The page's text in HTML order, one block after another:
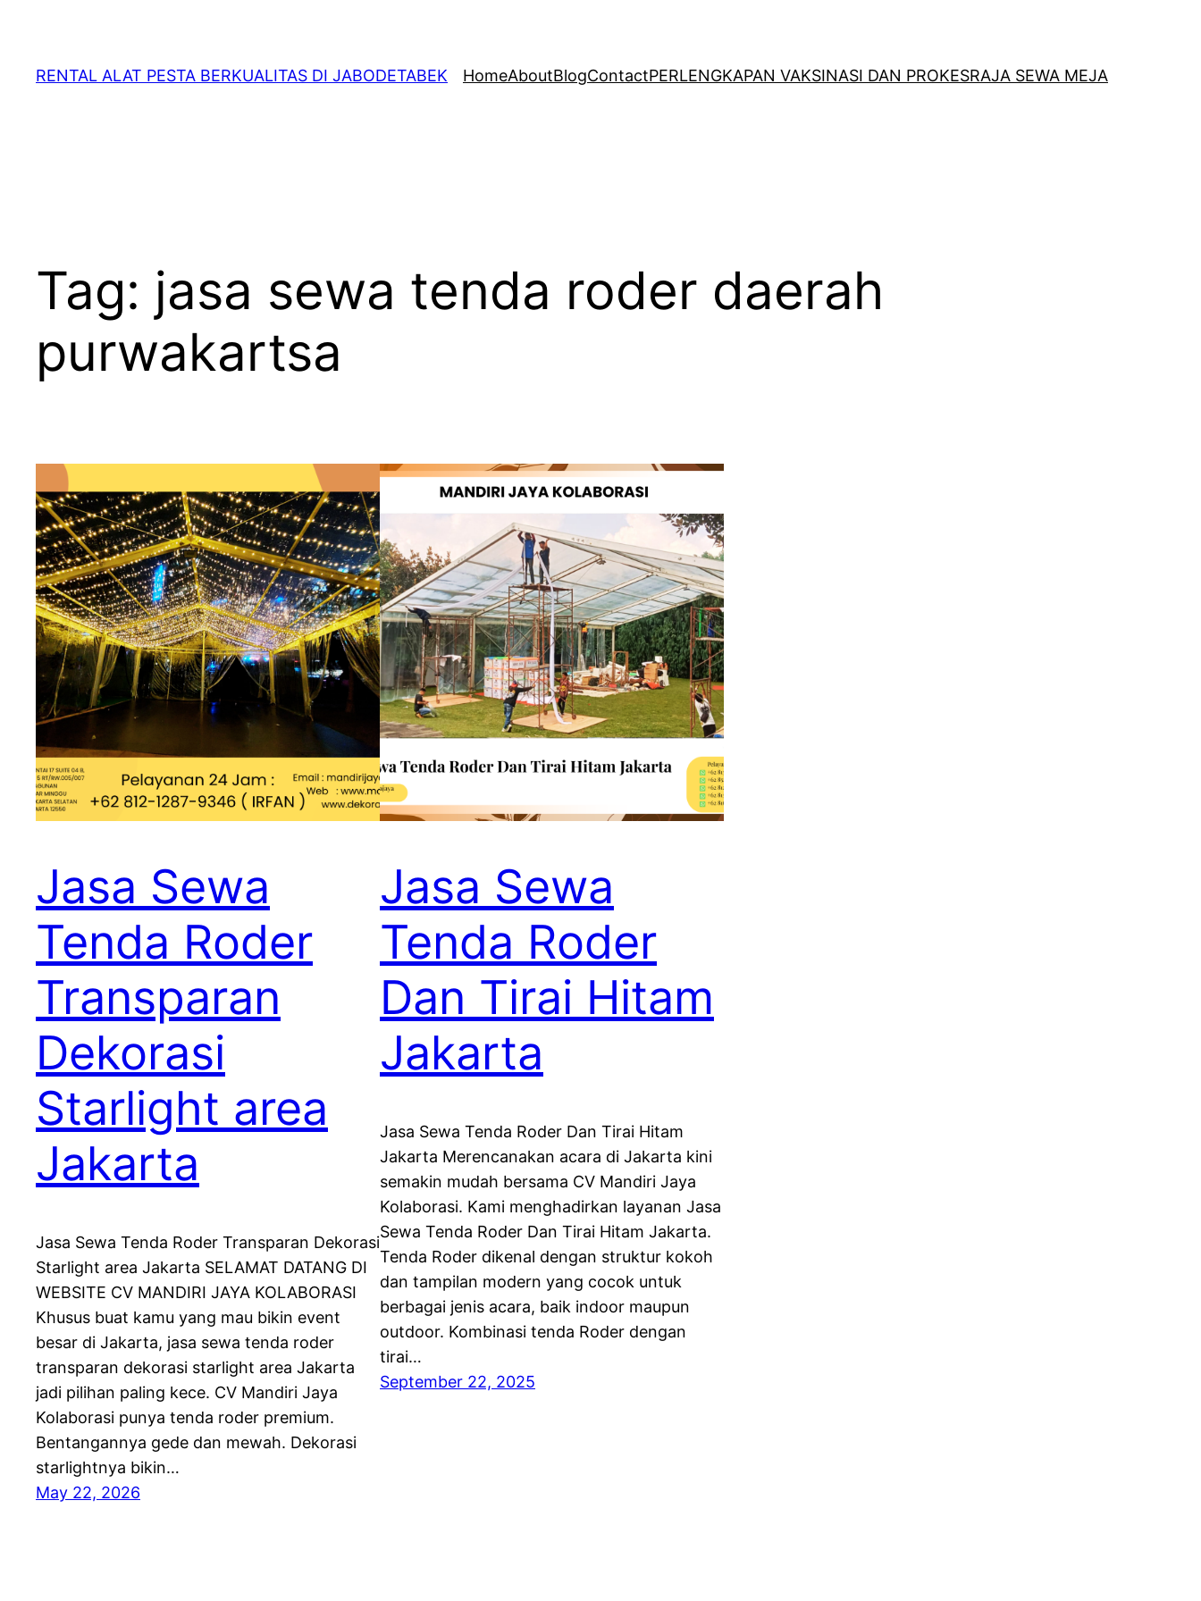
RENTAL ALAT PESTA BERKUALITAS DI JABODETABEK HomeAboutBlogContactPERLENGKAPAN VAKSINASI DAN PROKESRAJA SEWA MEJA
Tag: jasa sewa tenda roder daerah
purwakartsa
Jasa Sewa
Tenda Roder
Transparan
Dekorasi
Starlight area
Jakarta
Jasa Sewa Tenda Roder Transparan Dekorasi
Starlight area Jakarta SELAMAT DATANG DI
WEBSITE CV MANDIRI JAYA KOLABORASI
Khusus buat kamu yang mau bikin event
besar di Jakarta, jasa sewa tenda roder
transparan dekorasi starlight area Jakarta
jadi pilihan paling kece. CV Mandiri Jaya
Kolaborasi punya tenda roder premium.
Bentangannya gede dan mewah. Dekorasi
starlightnya bikin…
May 22, 2026
Jasa Sewa
Tenda Roder
Dan Tirai Hitam
Jakarta
Jasa Sewa Tenda Roder Dan Tirai Hitam
Jakarta Merencanakan acara di Jakarta kini
semakin mudah bersama CV Mandiri Jaya
Kolaborasi. Kami menghadirkan layanan Jasa
Sewa Tenda Roder Dan Tirai Hitam Jakarta.
Tenda Roder dikenal dengan struktur kokoh
dan tampilan modern yang cocok untuk
berbagai jenis acara, baik indoor maupun
outdoor. Kombinasi tenda Roder dengan
tirai…
September 22, 2025